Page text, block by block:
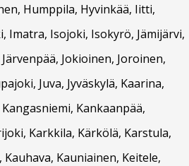
Humppila, Hyvinkää, Iitti,
Imatra, Isojoki, Isokyrö, Jämijärvi,
Järvenpää, Jokioinen, Joroinen,
Juva, Jyväskylä, Kaarina,
Kankaanpää,
Karkkila, Kärkölä, Karstula,
Kauhava, Kauniainen, Keitele,